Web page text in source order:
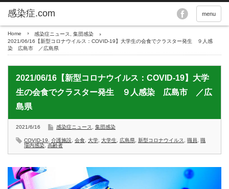
menu
Home 感染症ニュース
集団感染
2021/06/16【新型コロナウイルス：COVID-19】大学生の会食でクラスター発生 ９人感
染 広島市 ／広島県
2021/06/16【新型コロナウイルス：COVID-19】大学
生の会食でクラスター発生 ９人感染 広島市 ／広
島県
2021/6/16 感染症ニュース 集団感染
COVID-19 介護施設 会食 大学 大学生 広島県 新型コロナウイルス 職員
職
場内感染 高齢者